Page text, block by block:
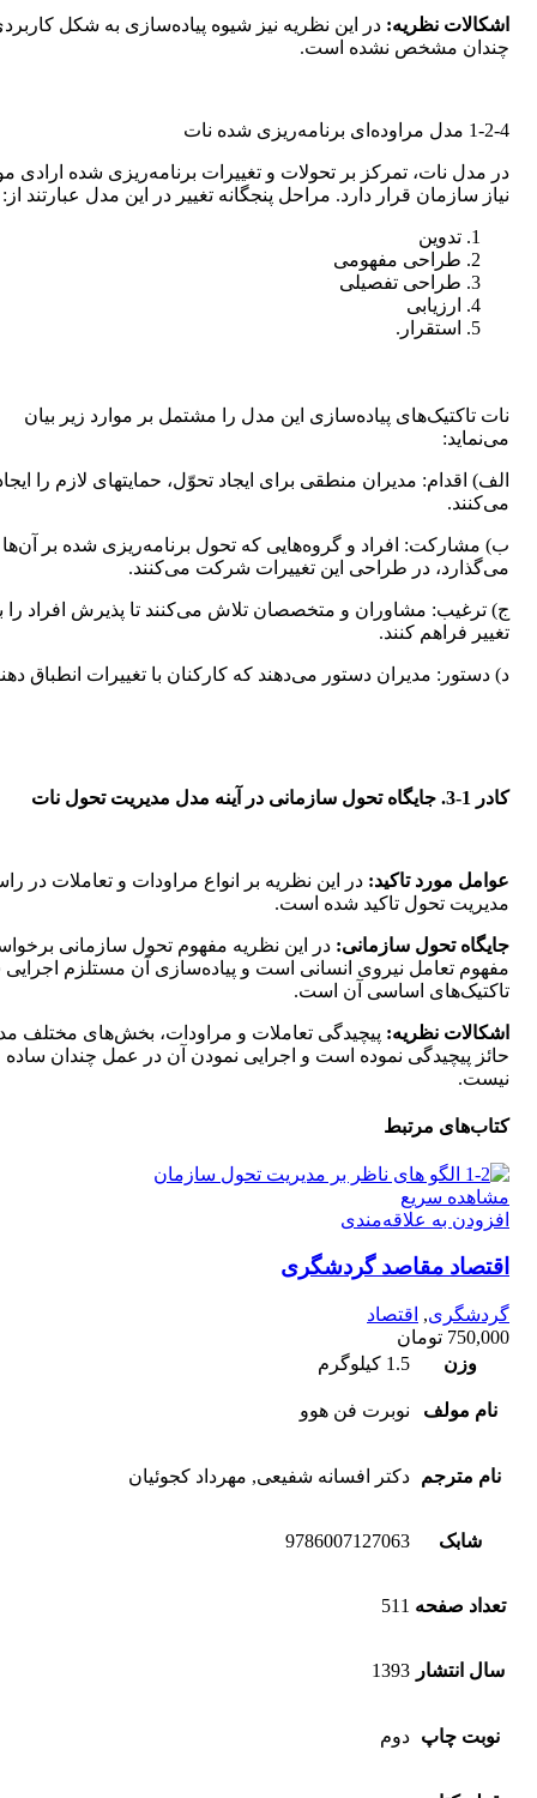
اشکالات نظریه: در این نظریه نیز شیوه پیاده‌سازی به شکل
چندان مشخص نشده است.
1-2-4 مدل مراوده‌ای برنامه‌ریزی شده نات
در مدل نات، تمرکز بر تحولات و تغییرات برنامه‌ریزی شده ارادی
نیاز سازمان قرار دارد. مراحل پنجگانه تغییر در این مدل عبارتند از:
تدوین
طراحی مفهومی
طراحی تفصیلی
ارزیابی
استقرار.
نات تاکتیک‌های پیاده‌سازی این مدل را مشتمل بر موارد زیر بیان
می‌نماید:
الف) اقدام: مدیران منطقی برای ایجاد تحوّل، حمایتهای لازم را
می‌کنند.
ب) مشارکت: افراد و گروه‌هایی که تحول برنامه‌ریزی شده بر آن‌ها
می‌گذارد، در طراحی این تغییرات شرکت می‌کنند.
ج) ترغیب: مشاوران و متخصصان تلاش می‌کنند تا پذیرش افراد را
تغییر فراهم کنند.
د) دستور: مدیران دستور می‌دهند که کارکنان با تغییرات انطباق
کادر 1-3. جایگاه تحول سازمانی در آینه مدل مدیریت تحول نات
عوامل مورد تاکید: در این نظریه بر انواع مراودات و تعاملات در
مدیریت تحول تاکید شده است.
جایگاه تحول سازمانی: در این نظریه مفهوم تحول سازمانی
مفهوم تعامل نیروی انسانی است و پیاده‌سازی آن مستلزم
تاکتیک‌های اساسی آن است.
اشکالات نظریه: پیچیدگی تعاملات و مراودات، بخش‌های مختلف
حائز پیچیدگی نموده است و اجرایی نمودن آن در عمل چندان ساده
نیست.
کتاب‌های مرتبط
مشاهده سریع
افزودن به علاقه‌مندی
اقتصاد مقاصد گردشگری
گردشگری, اقتصاد
750,000 تومان
وزن
1.5 کیلوگرم
نام مولف نوبرت فن هوو
نام مترجم دکتر افسانه شفیعی, مهرداد کجوئیان
شابک 9786007127063
تعداد صفحه 511
سال انتشار 1393
نوبت چاپ دوم